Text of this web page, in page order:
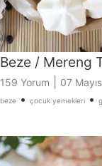
Beze / Mereng
159 Yorum 07
beze• çocuk yemekleri•